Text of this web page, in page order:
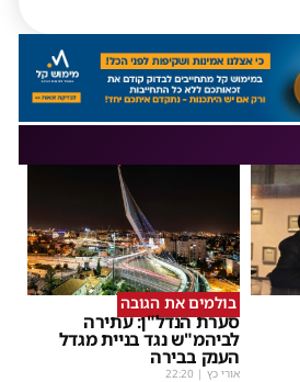
בולמים את הגובה
סערת הנדל"ן: עתירה
לביהמ"ש נגד בניית מגדל
הענק בבירה
אורי כץ |
22:20